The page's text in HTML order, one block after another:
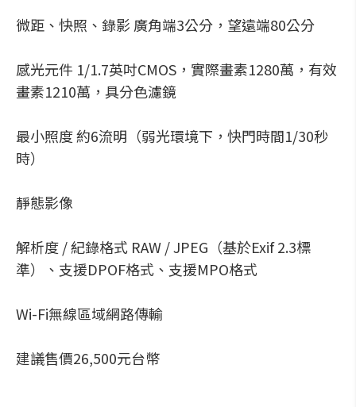
微距、快照、錄影 廣角端3公分，望遠端80公分
感光元件 1/1.7英吋CMOS，實際畫素1280萬，有效
畫素1210萬，具分色濾鏡
最小照度 約6流明（弱光環境下，快門時間1/30秒
時）
靜態影像
解析度 / 紀錄格式 RAW / JPEG（基於Exif 2.3標
準）、支援DPOF格式、支援MPO格式
Wi-Fi無線區域網路傳輸
建議售價26,500元台幣